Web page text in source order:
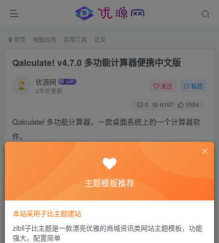
首页 电脑应用 实用工具 正文
Qalculate! v4.7.0 多功能计算器便携中文版
优源网
2年前更新
关注 私信
0 6197 1554
Qalculate! 多功能计算器，一款桌面系统上的一个计算器软
件。
提供所需要的各种计算器优化项目，提供科学计算器功能。
比电脑自带的计算器软件更加强大，一些科研与学术领域所
需要的计算要求也能满足。主题模板推荐
本站采用子比主题建站
zibll子比主题是一款漂亮优雅的商城资讯类网站主题模板，功能
强大，配置简单